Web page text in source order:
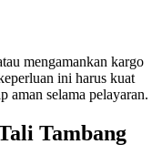
mengamankan kargo
ini harus kuat
aman selama pelayaran.
Tambang